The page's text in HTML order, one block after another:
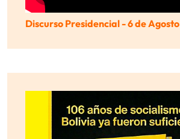
Discurso Presidencial - 6 de Agosto